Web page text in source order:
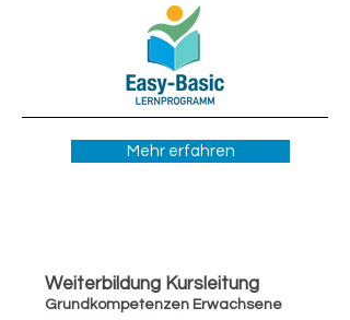
Mehr erfahren
Weiterbildung Kursleitung
Grundkompetenzen Erwachsene